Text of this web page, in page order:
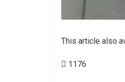
This article also
1176